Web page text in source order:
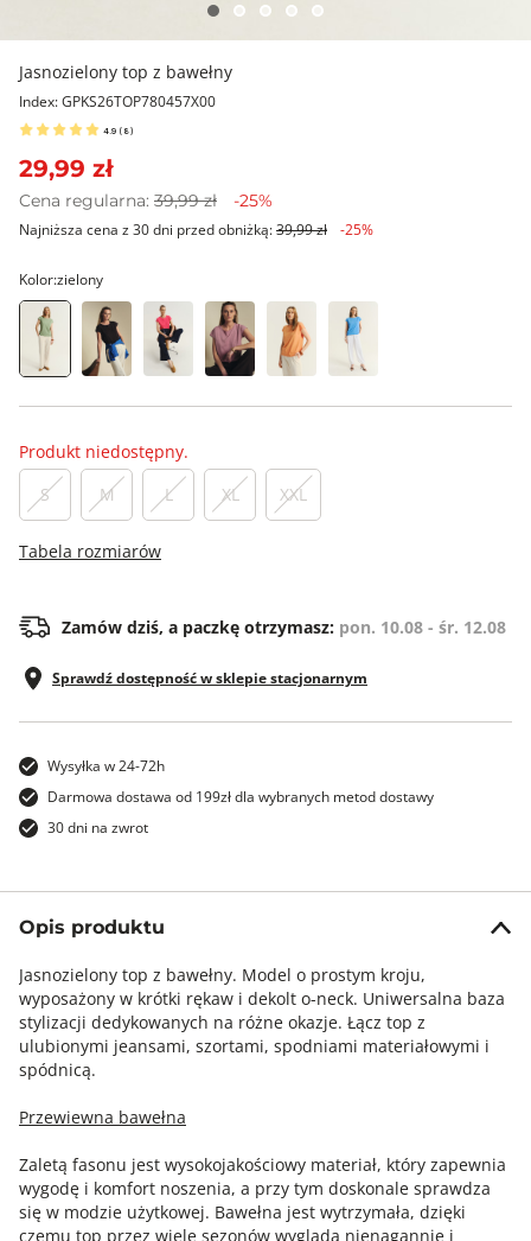
Jasnozielony top z bawełny
Index: GPKS26TOP780457X00
4.9 ( 8)
29,99 zł
Cena regularna: 39,99 zł -25%
Najniższa cena z 30 dni przed obniżką:39,99 zł -25%
Kolor:zielony
Produkt niedostępny.
S
M L XL XXL
Tabela rozmiarów
Zamów dziś, a paczkę otrzymasz: pon. 10.08 - śr. 12.08
Sprawdź dostępność w sklepie stacjonarnym
Wysyłka w 24-72h
Darmowa dostawa od 199zł dla wybranych metod dostawy
30 dni na zwrot
Opis produktu
Jasnozielony top z bawełny. Model o prostym kroju,
wyposażony w krótki rękaw i dekolt o-neck. Uniwersalna baza
stylizacji dedykowanych na różne okazje. Łącz top z
ulubionymi jeansami, szortami, spodniami materiałowymi i
spódnicą.
Przewiewna bawełna
Zaletą fasonu jest wysokojakościowy materiał, który zapewnia
wygodę i komfort noszenia, a przy tym doskonale sprawdza
się w modzie użytkowej. Bawełna jest wytrzymała, dzięki
czemu top przez wiele sezonów wygląda nienagannie i